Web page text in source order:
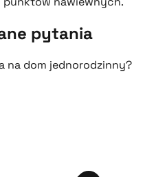
pytania
na dom jednorodzinny?